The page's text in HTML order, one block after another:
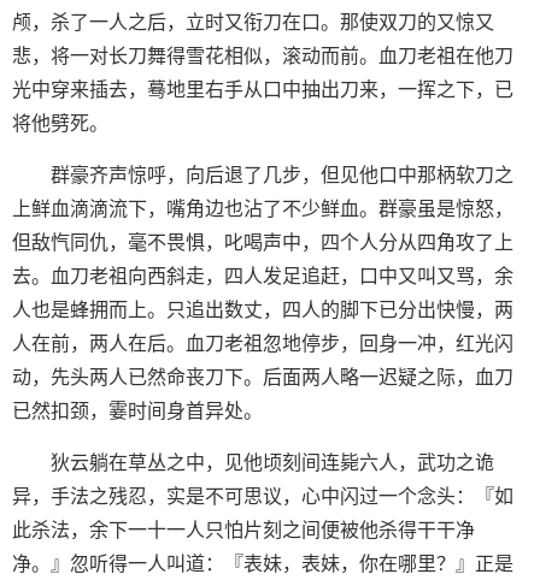
颅，杀了一人之后，立时又衔刀在口。那使双刀的又惊又
悲，将一对长刀舞得雪花相似，滚动而前。血刀老祖在他刀
光中穿来插去，蓦地里右手从口中抽出刀来，一挥之下，已
将他劈死。
群豪齐声惊呼，向后退了几步，但见他口中那柄软刀之
上鲜血滴滴流下，嘴角边也沾了不少鲜血。群豪虽是惊怒，
但敌忾同仇，毫不畏惧，叱喝声中，四个人分从四角攻了上
去。血刀老祖向西斜走，四人发足追赶，口中又叫又骂，余
人也是蜂拥而上。只追出数丈，四人的脚下已分出快慢，两
人在前，两人在后。血刀老祖忽地停步，回身一冲，红光闪
动，先头两人已然命丧刀下。后面两人略一迟疑之际，血刀
已然扣颈，霎时间身首异处。
狄云躺在草丛之中，见他顷刻间连毙六人，武功之诡
异，手法之残忍，实是不可思议，心中闪过一个念头：『如
此杀法，余下一十一人只怕片刻之间便被他杀得干干净
净。』忽听得一人叫道：『表妹，表妹，你在哪里？』正是